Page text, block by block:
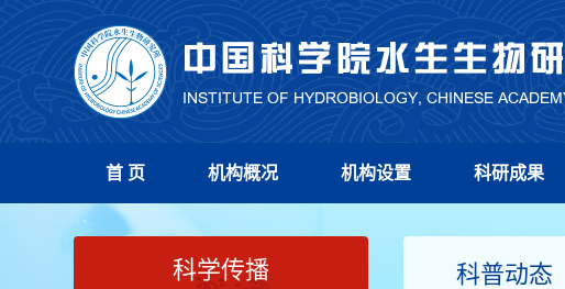
首 页 机构概况 机构设置 科研成果
科学传播 科普动态